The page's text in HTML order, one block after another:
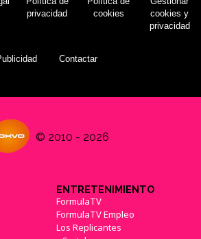
privacidad
cookies
cookies y
privacidad
Contactar
© 2010 - 2026
ENTRETENIMIENTO
FormulaTV
FormulaTV Empleo
Los Replicantes